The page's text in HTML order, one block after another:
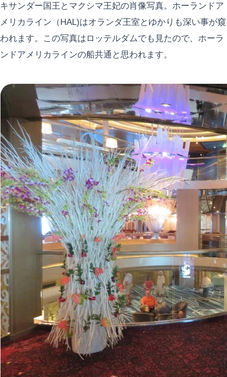
キサンダー国王とマクシマ王妃の肖像写真。ホーランドア
メリカライン（HAL)はオランダ王室とゆかりも深い事が窺
われます。この写真はロッテルダムでも見たので、ホーラ
ンドアメリカラインの船共通と思われます。